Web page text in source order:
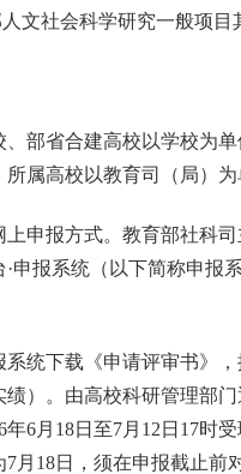
文社会科学研究一般项目
、部省合建高校以学校为
属高校以教育司（局）
上申报方式。教育部社科
·申报系统（以下简称申
系统下载《申请评审书》
）。由高校科研管理部
年6月18日至7月12日17时
月18日，须在申报截止